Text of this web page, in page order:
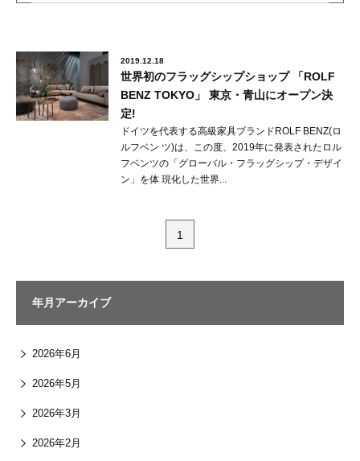
2019.12.18
世界初のフラッグシップショップ 「ROLF
BENZ TOKYO」 東京・青山にオープン決
定!
ドイツを代表する高級家具ブランドROLF BENZ(ロ
ルフベン ツ)は、この度、2019年に発表されたロル
フベンツの「グローバル・フラッグシップ・デザイ
ン」を体 現化した世界...
1
年月アーカイブ
2026年6月
2026年5月
2026年3月
2026年2月